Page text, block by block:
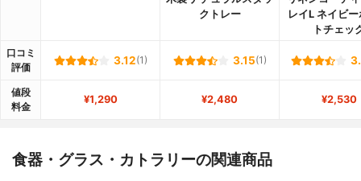
クトレー
レイL ネイビ
トチェッ
口コミ
評価
3.12(1) 3.15(1)
値段
料金
¥1,290 ¥2,480 ¥2,530
食器・グラス・カトラリーの関連商品